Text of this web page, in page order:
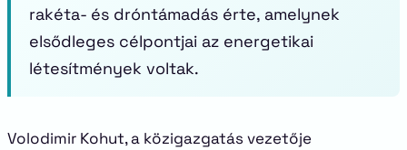
rakéta- és dróntámadás érte, amelynek
elsődleges célpontjai az energetikai
létesítmények voltak.
Volodimir Kohut, a közigazgatás vezetője